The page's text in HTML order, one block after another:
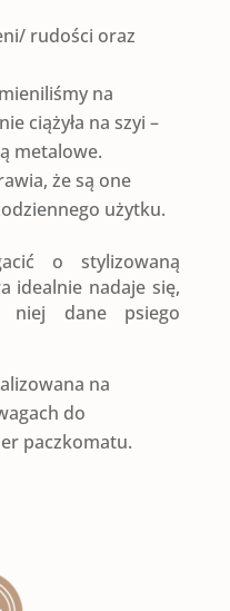
rudości oraz
na
ciążyła na szyi –
metalowe.
że są one
użytku.
o stylizowaną
idealnie nadaje się,
niej dane psiego
na
do
paczkomatu.